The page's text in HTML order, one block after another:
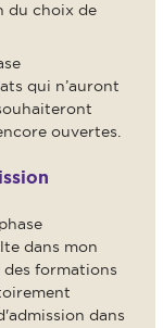
du choix de
qui n’auront
ouvertes.
dans mon
des formations
dans